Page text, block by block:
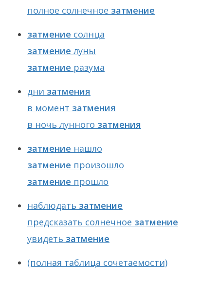
полное солнечное затмение
затмение солнца
затмение луны
затмение разума
дни затмения
в момент затмения
в ночь лунного затмения
затмение нашло
затмение произошло
затмение прошло
наблюдать затмение
предсказать солнечное затмение
увидеть затмение
(полная таблица сочетаемости)